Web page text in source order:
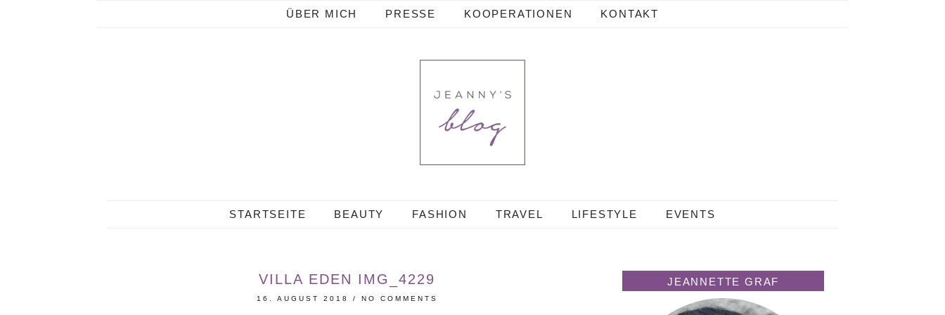
ÜBER MICH PRESSE KOOPERATIONEN KONTAKT
STARTSEITE BEAUTY FASHION TRAVEL LIFESTYLE EVENTS
VILLA EDEN IMG_4229
16. AUGUST 2018 / NO COMMENTS
JEANNETTE GRAF